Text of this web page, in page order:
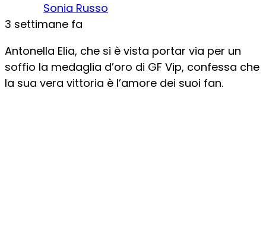
Sonia Russo
3 settimane fa
Antonella Elia, che si è vista portar via per un
soffio la medaglia d’oro di GF Vip, confessa che
la sua vera vittoria è l’amore dei suoi fan.